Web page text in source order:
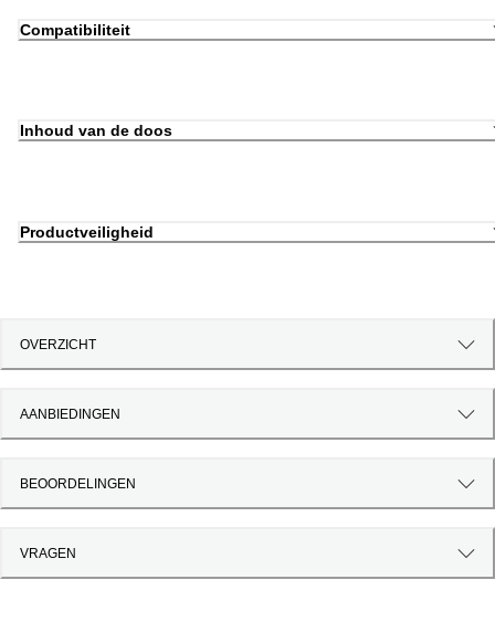
Compatibiliteit
Inhoud van de doos
Productveiligheid
OVERZICHT
AANBIEDINGEN
BEOORDELINGEN
VRAGEN